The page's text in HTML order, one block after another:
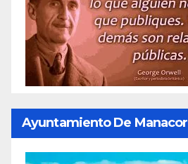
Ayuntamiento De Manacor